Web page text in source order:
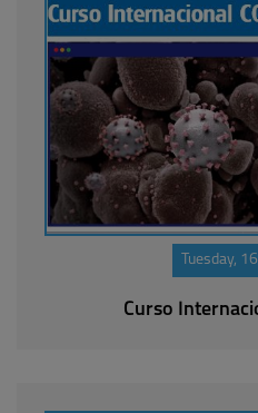
Tuesday,
Curso